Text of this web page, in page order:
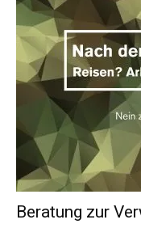
Beratung zur